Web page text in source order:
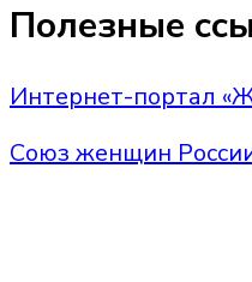
Полезные
Интернет-портал
Союз женщин